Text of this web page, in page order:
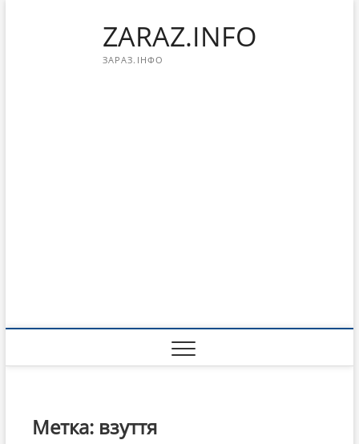
ZARAZ.INFO
ЗАРАЗ.ІНФО
Метка: взуття